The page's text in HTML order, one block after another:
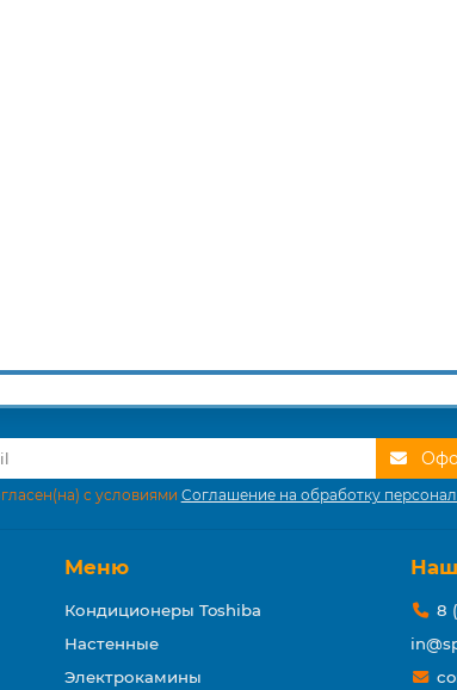
с условиями Соглашение на обработку
Меню
Кондиционеры Toshiba
Настенные
Электрокамины
8